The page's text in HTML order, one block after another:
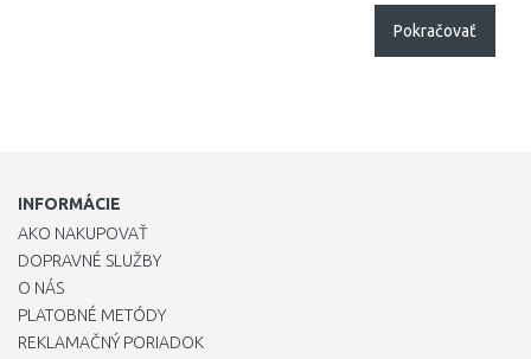
Pokračovať
INFORMÁCIE
AKO NAKUPOVAŤ
DOPRAVNÉ SLUŽBY
O NÁS
PLATOBNÉ METÓDY
REKLAMAČNÝ PORIADOK